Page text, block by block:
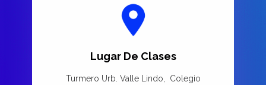
Lugar De Clases
Turmero Urb. Valle Lindo, Colegio